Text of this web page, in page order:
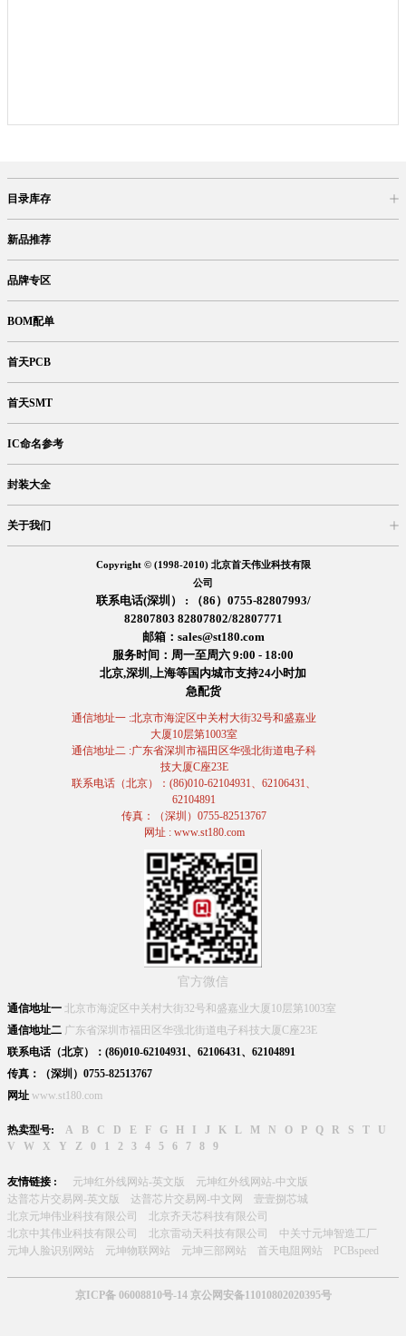
目录库存
新品推荐
品牌专区
BOM配单
首天PCB
首天SMT
IC命名参考
封装大全
关于我们
Copyright © (1998-2010) 北京首天伟业科技有限
公司
联系电话(深圳） : （86）0755-82807993/
82807803 82807802/82807771
邮箱：sales@st180.com
服务时间：周一至周六 9:00 - 18:00
北京,深圳,上海等国内城市支持24小时加
急配货
通信地址一 :北京市海淀区中关村大街32号和盛嘉业
大厦10层第1003室
通信地址二 :广东省深圳市福田区华强北街道电子科
技大厦C座23E
联系电话（北京）：(86)010-62104931、62106431、
62104891
传真：（深圳）0755-82513767
网址 : www.st180.com
官方微信
通信地址一 北京市海淀区中关村大街32号和盛嘉业大厦10层第1003室
通信地址二 广东省深圳市福田区华强北街道电子科技大厦C座23E
联系电话（北京）：(86)010-62104931、62106431、62104891
传真：（深圳）0755-82513767
网址 www.st180.com
热卖型号: A B C D E F G H J K L M N O P Q R S T
U
V
W X Y Z 0 1 2 3 4 5 6 7 8 9
友情链接 : 元坤红外线网站-英文版
元坤红外线网站-中文版
达普芯片交易网-英文版
达普芯片交易网-中文网
壹壹捌芯城
北京元坤伟业科技有限公司
北京齐天芯科技有限公司
北京中其伟业科技有限公司
北京雷动天科技有限公司
中关寸元坤智造工厂
元坤人脸识别网站
元坤物联网站 元坤三部网站 首天电阻网站 PCBspeed
京ICP备 06008810号-14 京公网安备11010802020395号